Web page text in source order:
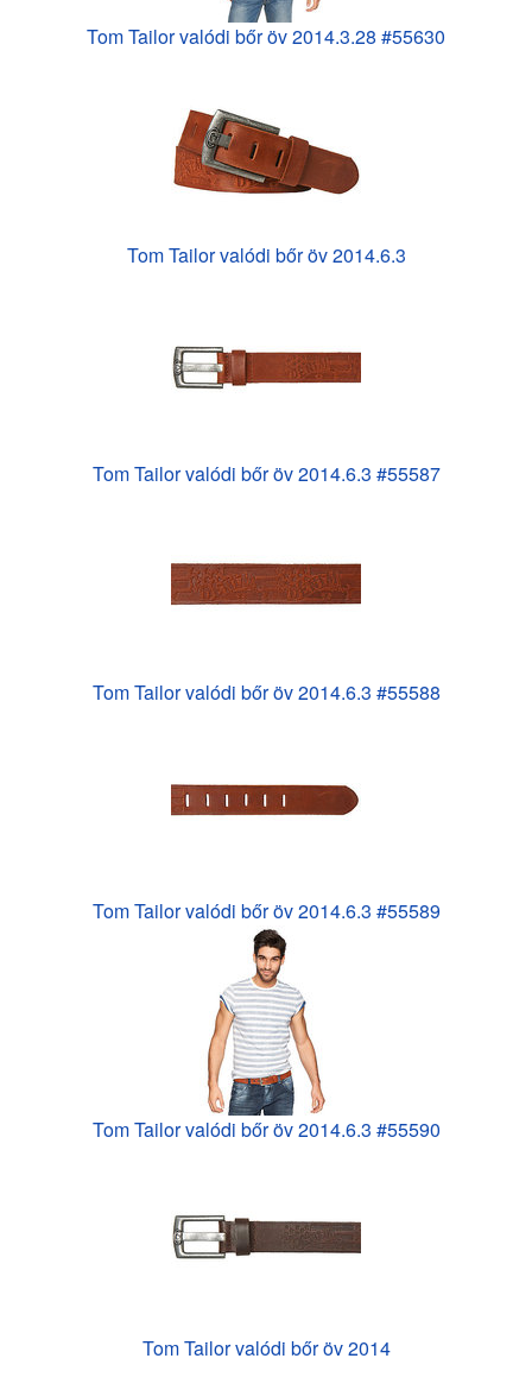
Tom Tailor valódi bőr öv 2014.3.28 #55630
Tom Tailor valódi bőr öv 2014.6.3
Tom Tailor valódi bőr öv 2014.6.3 #55587
Tom Tailor valódi bőr öv 2014.6.3 #55588
Tom Tailor valódi bőr öv 2014.6.3 #55589
Tom Tailor valódi bőr öv 2014.6.3 #55590
Tom Tailor valódi bőr öv 2014